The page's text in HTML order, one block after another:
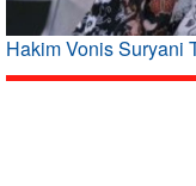
Hakim Vonis Suryani